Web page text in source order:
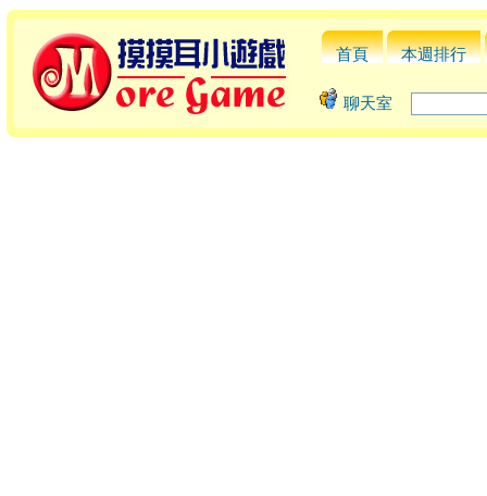
首頁 本週排行
聊天室